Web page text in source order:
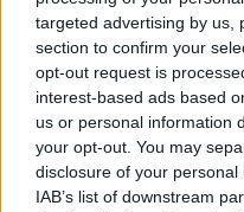
targeted advertising by us,
section to confirm your
opt-out request is
interest-based ads based
us or personal information
your opt-out. You may
disclosure of your
IAB’s list of downstream